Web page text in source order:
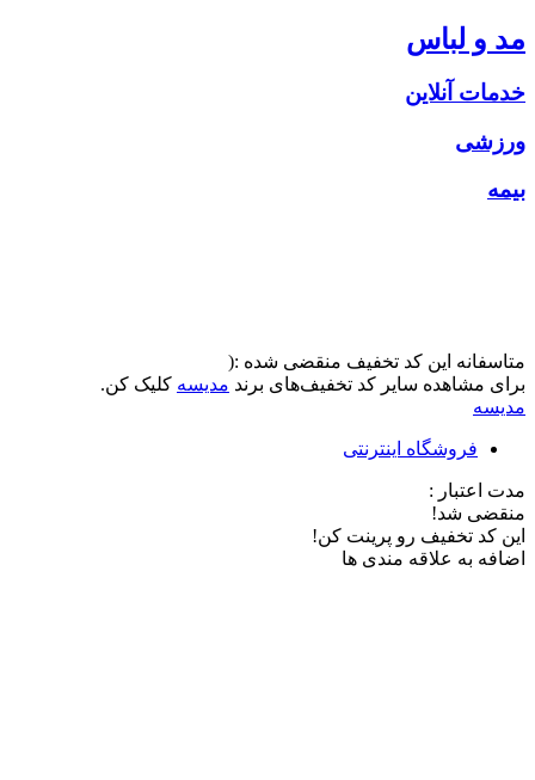
مد و لباس
خدمات آنلاین
ورزشی
بیمه
متاسفانه این کد تخفیف منقضی شده :(
برای مشاهده سایر کد تخفیف‌های برند مدیسه کلیک کن.
مدیسه
فروشگاه اینترنتی
مدت اعتبار :
منقضی شد!
این کد تخفیف رو پرینت کن!
اضافه به علاقه مندی ها